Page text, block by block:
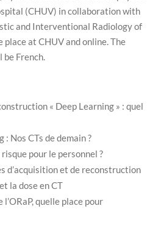
(CHUV) in collaboration with
and Interventional Radiology of
place at CHUV and online. The
be French.
« Deep Learning » : quel
Nos CTs de demain ?
pour le personnel ?
d’acquisition et de reconstruction
la dose en CT
quelle place pour